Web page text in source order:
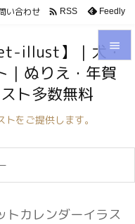



い合わせ  RSS Feedly
illust】｜犬・
｜ぬりえ・年賀
ト多数無料
をご提供します。
カレンダーイラス